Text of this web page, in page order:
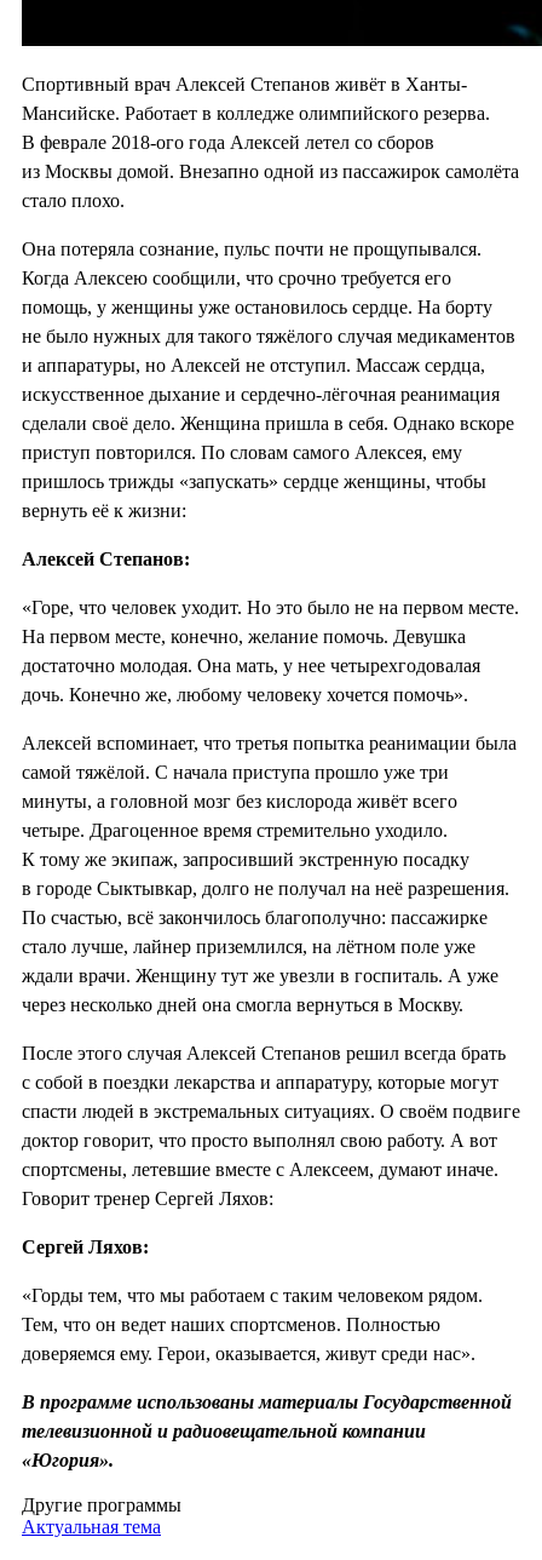
Спортивный врач Алексей Степанов живёт в Ханты-
Мансийске. Работает в колледже олимпийского резерва.
В феврале 2018-ого года Алексей летел со сборов
из Москвы домой. Внезапно одной из пассажирок самолёта
стало плохо.
Она потеряла сознание, пульс почти не прощупывался.
Когда Алексею сообщили, что срочно требуется его
помощь, у женщины уже остановилось сердце. На борту
не было нужных для такого тяжёлого случая медикаментов
и аппаратуры, но Алексей не отступил. Массаж сердца,
искусственное дыхание и сердечно-лёгочная реанимация
сделали своё дело. Женщина пришла в себя. Однако вскоре
приступ повторился. По словам самого Алексея, ему
пришлось трижды «запускать» сердце женщины, чтобы
вернуть её к жизни:
Алексей Степанов:
«Горе, что человек уходит. Но это было не на первом месте.
На первом месте, конечно, желание помочь. Девушка
достаточно молодая. Она мать, у нее четырехгодовалая
дочь. Конечно же, любому человеку хочется помочь».
Алексей вспоминает, что третья попытка реанимации была
самой тяжёлой. С начала приступа прошло уже три
минуты, а головной мозг без кислорода живёт всего
четыре. Драгоценное время стремительно уходило.
К тому же экипаж, запросивший экстренную посадку
в городе Сыктывкар, долго не получал на неё разрешения.
По счастью, всё закончилось благополучно: пассажирке
стало лучше, лайнер приземлился, на лётном поле уже
ждали врачи. Женщину тут же увезли в госпиталь. А уже
через несколько дней она смогла вернуться в Москву.
После этого случая Алексей Степанов решил всегда брать
с собой в поездки лекарства и аппаратуру, которые могут
спасти людей в экстремальных ситуациях. О своём подвиге
доктор говорит, что просто выполнял свою работу. А вот
спортсмены, летевшие вместе с Алексеем, думают иначе.
Говорит тренер Сергей Ляхов:
Сергей Ляхов:
«Горды тем, что мы работаем с таким человеком рядом.
Тем, что он ведет наших спортсменов. Полностью
доверяемся ему. Герои, оказывается, живут среди нас».
В программе использованы материалы Государственной
телевизионной и радиовещательной компании
«Югория».
Другие программы
Актуальная тема